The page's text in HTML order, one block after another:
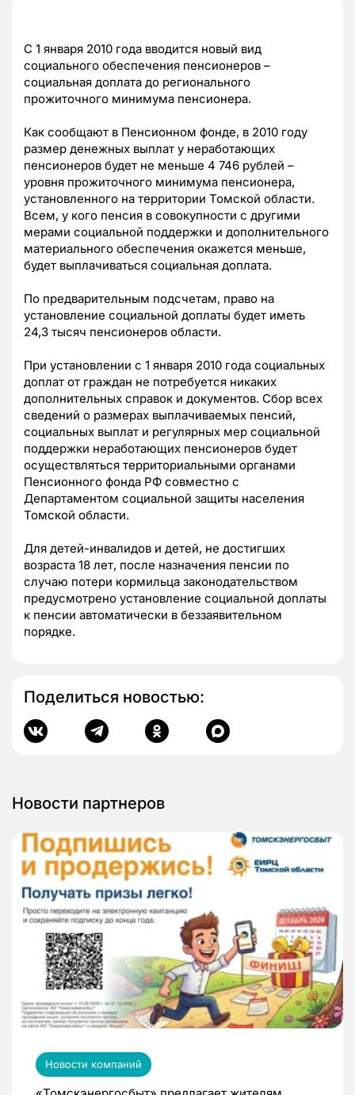
С 1 января 2010 года вводится новый вид
социального обеспечения пенсионеров –
социальная доплата до регионального
прожиточного минимума пенсионера.
Как сообщают в Пенсионном фонде, в 2010 году
размер денежных выплат у неработающих
пенсионеров будет не меньше 4 746 рублей –
уровня прожиточного минимума пенсионера,
установленного на территории Томской области.
Всем, у кого пенсия в совокупности с другими
мерами социальной поддержки и дополнительного
материального обеспечения окажется меньше,
будет выплачиваться социальная доплата.
По предварительным подсчетам, право на
установление социальной доплаты будет иметь
24,3 тысяч пенсионеров области.
При установлении с 1 января 2010 года социальных
доплат от граждан не потребуется никаких
дополнительных справок и документов. Сбор всех
сведений о размерах выплачиваемых пенсий,
социальных выплат и регулярных мер социальной
поддержки неработающих пенсионеров будет
осуществляться территориальными органами
Пенсионного фонда РФ совместно с
Департаментом социальной защиты населения
Томской области.
Для детей-инвалидов и детей, не достигших
возраста 18 лет, после назначения пенсии по
случаю потери кормильца законодательством
предусмотрено установление социальной доплаты
к пенсии автоматически в беззаявительном
порядке.
Поделиться новостью:
Новости партнеров
Новости компаний